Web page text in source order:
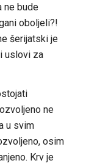
ne bude
oboljeli?!
šerijatski je
uslovi za
ne
u svim
osim
Krv je